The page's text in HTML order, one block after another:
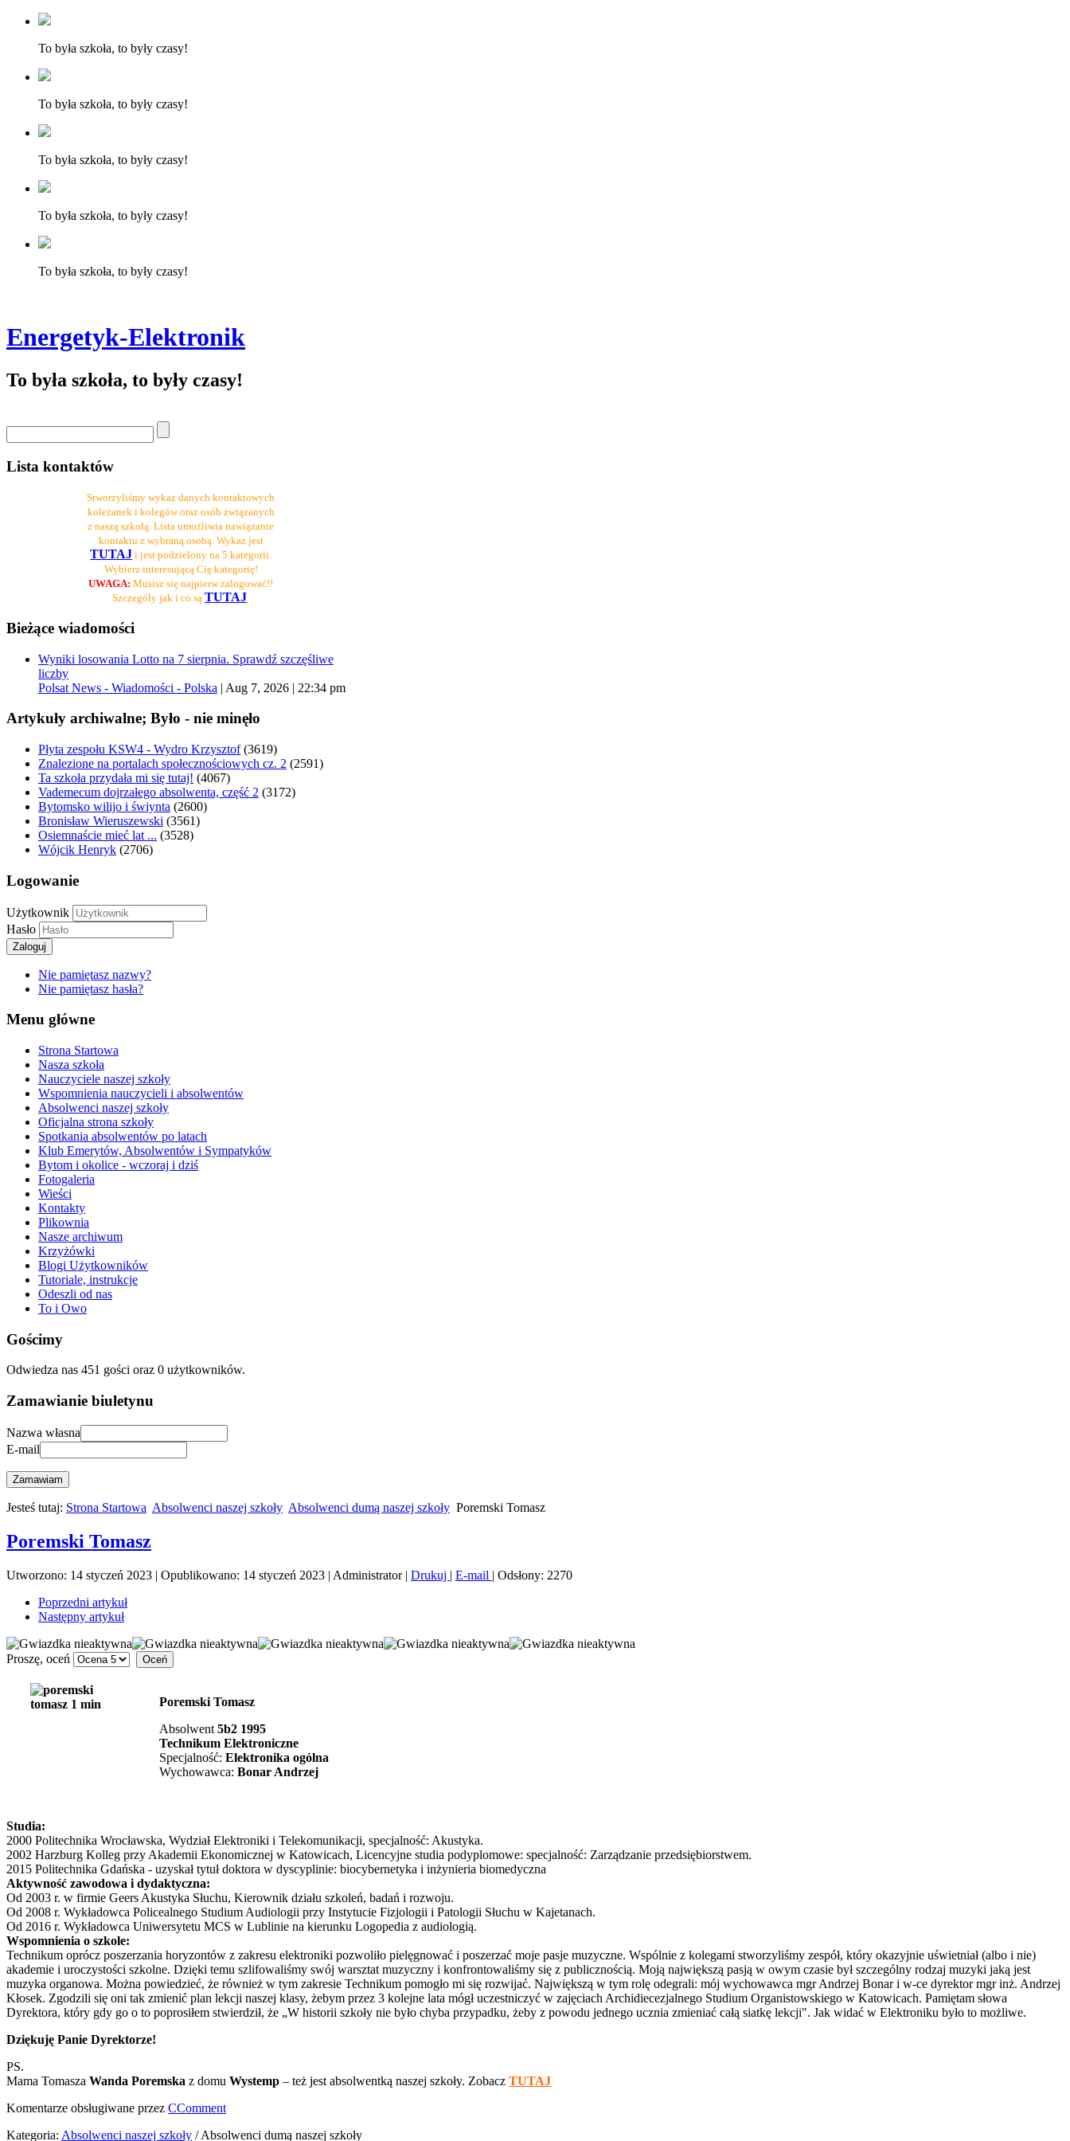
To była szkoła, to były czasy!
To była szkoła, to były czasy!
To była szkoła, to były czasy!
To była szkoła, to były czasy!
To była szkoła, to były czasy!
Energetyk-Elektronik
To była szkoła, to były czasy!
Lista kontaktów
Stworzyliśmy wykaz danych kontaktowych
koleżanek i kolegów oraz osób związanych
z naszą szkołą. Lista umożliwia nawiązanie
kontaktu z wybraną osobą. Wykaz jest
TUTAJ i jest podzielony na 5 kategorii.
Wybierz interesującą Cię kategorię!
UWAGA: Musisz się najpierw zalogować!!
Szczegóły jak i co sąTUTAJ
Bieżące wiadomości
Wyniki losowania Lotto na 7 sierpnia. Sprawdź szczęśliwe
liczby
Polsat News - Wiadomości - Polska | Aug 7, 2026 | 22:34 pm
Artykuły archiwalne; Było - nie minęło
Płyta zespołu KSW4 - Wydro Krzysztof (3619)
Znalezione na portalach społecznościowych cz. 2 (2591)
Ta szkoła przydała mi się tutaj! (4067)
Vademecum dojrzałego absolwenta, część 2 (3172)
Bytomsko wilijo i świynta (2600)
Bronisław Wieruszewski (3561)
Osiemnaście mieć lat ... (3528)
Wójcik Henryk (2706)
Logowanie
Użytkownik
Hasło
Zaloguj
Nie pamiętasz nazwy?
Nie pamiętasz hasła?
Menu główne
Strona Startowa
Nasza szkoła
Nauczyciele naszej szkoły
Wspomnienia nauczycieli i absolwentów
Absolwenci naszej szkoły
Oficjalna strona szkoły
Spotkania absolwentów po latach
Klub Emerytów, Absolwentów i Sympatyków
Bytom i okolice - wczoraj i dziś
Fotogaleria
Wieści
Kontakty
Plikownia
Nasze archiwum
Krzyżówki
Blogi Użytkowników
Tutoriale, instrukcje
Odeszli od nas
To i Owo
Gościmy
Odwiedza nas 451 gości oraz 0 użytkowników.
Zamawianie biuletynu
Nazwa własna
E-mail
Zamawiam
Jesteś tutaj: Strona Startowa Absolwenci naszej szkoły Absolwenci dumą naszej szkoły Poremski Tomasz
Poremski Tomasz
Utworzono: 14 styczeń 2023 | Opublikowano: 14 styczeń 2023 | Administrator| Drukuj | E-mail | Odsłony: 2270
Poprzedni artykuł
Następny artykuł
Proszę, oceń
Poremski Tomasz
Absolwent 5b2 1995
Technikum Elektroniczne
Specjalność: Elektronika ogólna
Wychowawca: Bonar Andrzej
Studia:
2000 Politechnika Wrocławska, Wydział Elektroniki i Telekomunikacji, specjalność: Akustyka.
2002 Harzburg Kolleg przy Akademii Ekonomicznej w Katowicach, Licencyjne studia podyplomowe: specjalność: Zarządzanie przedsiębiorstwem.
2015 Politechnika Gdańska - uzyskał tytuł doktora w dyscyplinie: biocybernetyka i inżynieria biomedyczna
Aktywność zawodowa i dydaktyczna:
Od 2003 r. w firmie Geers Akustyka Słuchu, Kierownik działu szkoleń, badań i rozwoju.
Od 2008 r. Wykładowca Policealnego Studium Audiologii przy Instytucie Fizjologii i Patologii Słuchu w Kajetanach.
Od 2016 r. Wykładowca Uniwersytetu MCS w Lublinie na kierunku Logopedia z audiologią.
Wspomnienia o szkole:
Technikum oprócz poszerzania horyzontów z zakresu elektroniki pozwoliło pielęgnować i poszerzać moje pasje muzyczne. Wspólnie z kolegami stworzyliśmy zespół, który okazyjnie uświetniał (albo i nie)
akademie i uroczystości szkolne. Dzięki temu szlifowaliśmy swój warsztat muzyczny i konfrontowaliśmy się z publicznością. Moją największą pasją w owym czasie był szczególny rodzaj muzyki jaką jest
muzyka organowa. Można powiedzieć, że również w tym zakresie Technikum pomogło mi się rozwijać. Największą w tym rolę odegrali: mój wychowawca mgr Andrzej Bonar i w-ce dyrektor mgr inż. Andrzej
Kłosek. Zgodzili się oni tak zmienić plan lekcji naszej klasy, żebym przez 3 kolejne lata mógł uczestniczyć w zajęciach Archidiecezjalnego Studium Organistowskiego w Katowicach. Pamiętam słowa
Dyrektora, który gdy go o to poprosiłem stwierdził, że „W historii szkoły nie było chyba przypadku, żeby z powodu jednego ucznia zmieniać całą siatkę lekcji". Jak widać w Elektroniku było to możliwe.
Dziękuję Panie Dyrektorze!
PS.
Mama Tomasza Wanda Poremska z domu Wystemp – też jest absolwentką naszej szkoły. Zobacz TUTAJ
Komentarze obsługiwane przez CComment
Kategoria: Absolwenci naszej szkoły /Absolwenci dumą naszej szkoły